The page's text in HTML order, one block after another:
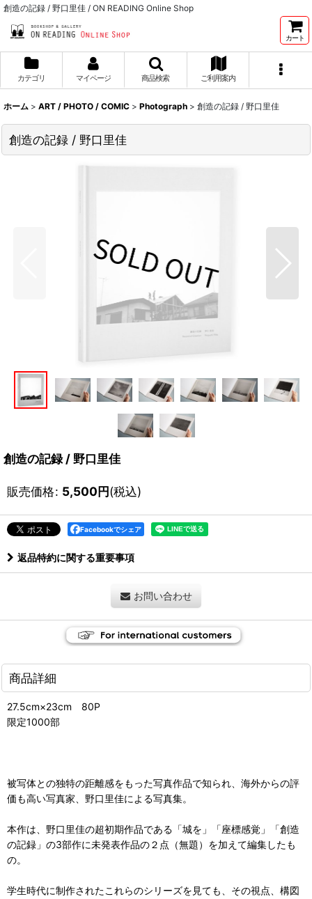
創造の記録 / 野口里佳 / ON READING Online Shop
カート
カテゴリ マイページ 商品検索 ご利用案内
ホーム > ART / PHOTO / COMIC > Photograph > 創造の記録 / 野口里佳
創造の記録 / 野口里佳
創造の記録 / 野口里佳
販売価格: 5,500円(税込)
Facebookでシェア
返品特約に関する重要事項
お問い合わせ
商品詳細
27.5cm×23cm 80P
限定1000部
被写体との独特の距離感をもった写真作品で知られ、海外からの評
価も高い写真家、野口里佳による写真集。
本作は、野口里佳の超初期作品である「城を」「座標感覚」「創造
の記録」の3部作に未発表作品の２点（無題）を加えて編集したも
の。
学生時代に制作されたこれらのシリーズを見ても、その視点、構図